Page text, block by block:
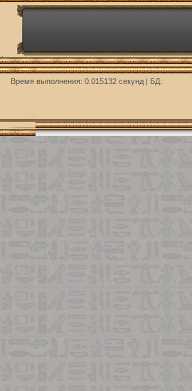
Время выполнения: 0.015132 секунд | БД: